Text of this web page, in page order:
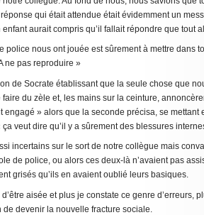
qui était attendue était évidemment un
aurait compris qu’il fallait répondre que tout
police nous ont jouée est sûrement à mettre dans
ne pas reproduire »
de Socrate établissant que la seule chose que
du zèle et, les mains sur la ceinture,
engagé » alors que la seconde précisa, se mettant
veut dire qu’il y a sûrement des blessures
incertains sur le sort de notre collègue mais
de police, ou alors ces deux-là n’avaient pas
grisés qu’ils en avaient oublié leurs basiques.
aisée et plus je constate ce genre d’erreurs,
de devenir la nouvelle fracture sociale.